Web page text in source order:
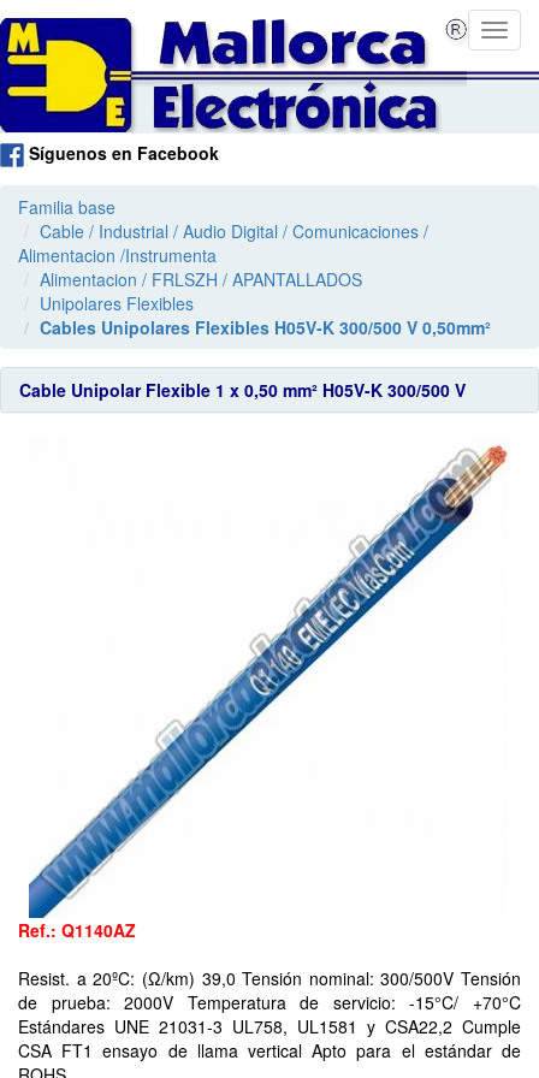
Síguenos en Facebook
Familia base
Cable / Industrial / Audio Digital / Comunicaciones /
Alimentacion /Instrumenta
Alimentacion / FRLSZH / APANTALLADOS
Unipolares Flexibles
Cables Unipolares Flexibles H05V-K 300/500 V 0,50mm²
Cable Unipolar Flexible 1 x 0,50 mm² H05V-K 300/500 V
Ref.: Q1140AZ
Resist. a 20ºC: (Ω/km) 39,0 Tensión nominal: 300/500V Tensión
de prueba: 2000V Temperatura de servicio: -15°C/ +70°C
Estándares UNE 21031-3 UL758, UL1581 y CSA22,2 Cumple
CSA FT1 ensayo de llama vertical Apto para el estándar de